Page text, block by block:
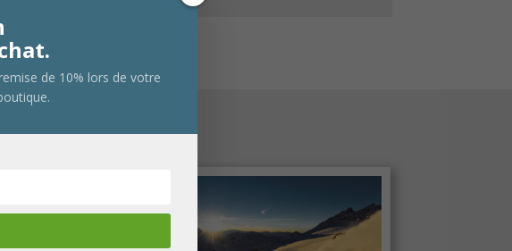
de 10% lors de votre